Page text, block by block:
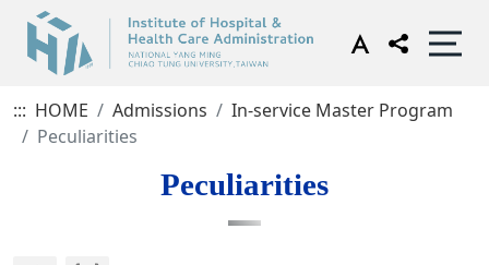
::: HOME Admissions
In-service Master Program
Peculiarities
Peculiarities